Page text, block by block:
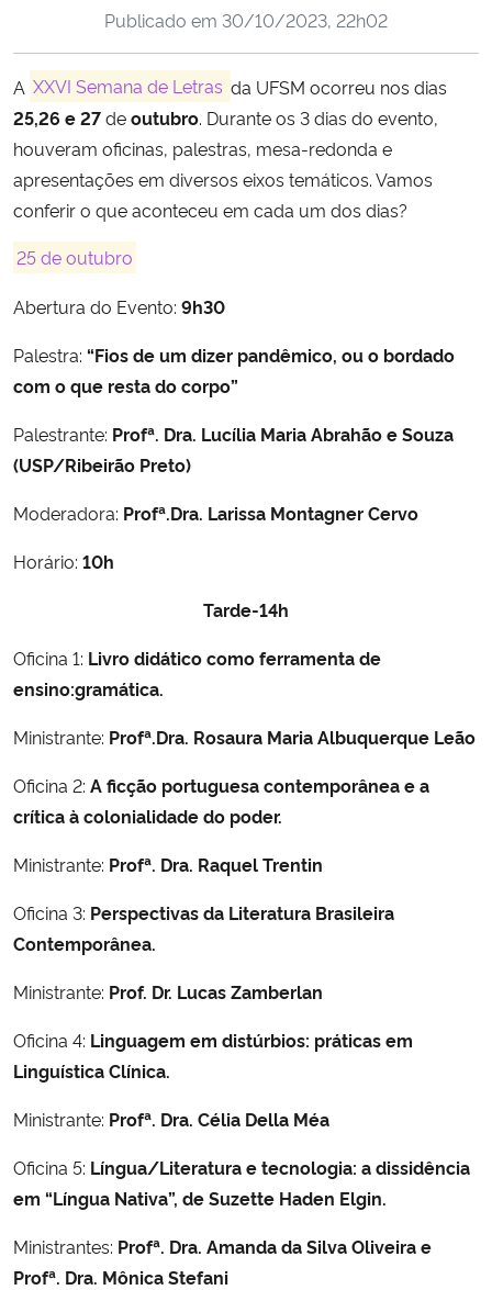
Ministério da Cidadania
Ministério da Saúde
Ministério da Ciência, Tecnologia, Inovações e Comunicações
Ministério do Meio Ambiente
Ministério do Turismo
Ministério do Desenvolvimento Regional
Controladoria-Geral da União
Gabinete de Segurança Institucional
Publicado em 30/10/2023, 22h02
A XXVI Semana de Letras da UFSM ocorreu nos dias
25,26 e 27deoutubro. Durante os 3 dias do evento,
houveram oficinas, palestras, mesa-redonda e
apresentações em diversos eixos temáticos. Vamos
conferir o que aconteceu em cada um dos dias?
25 de outubro
Abertura do Evento: 9h30
Palestra: “Fios de um dizer pandêmico, ou o bordado
com o que resta do corpo”
Palestrante: Profª. Dra. Lucília Maria Abrahão e Souza
(USP/Ribeirão Preto)
Moderadora: Profª.Dra. Larissa Montagner Cervo
Horário: 10h
Tarde-14h
Oficina 1: Livro didático como ferramenta de
ensino:gramática.
Ministrante: Profª.Dra. Rosaura Maria Albuquerque Leão
Oficina 2: A ficção portuguesa contemporânea e a
crítica à colonialidade do poder.
Ministrante: Profª. Dra. Raquel Trentin
Oficina 3: Perspectivas da Literatura Brasileira
Contemporânea.
Ministrante: Prof. Dr. Lucas Zamberlan
Oficina 4: Linguagem em distúrbios: práticas em
Linguística Clínica.
Ministrante: Profª. Dra. Célia Della Méa
Oficina 5: Língua/Literatura e tecnologia: a dissidência
em “Língua Nativa”, de Suzette Haden Elgin.
Ministrantes: Profª. Dra. Amanda da Silva Oliveira e
Profª. Dra. Mônica Stefani